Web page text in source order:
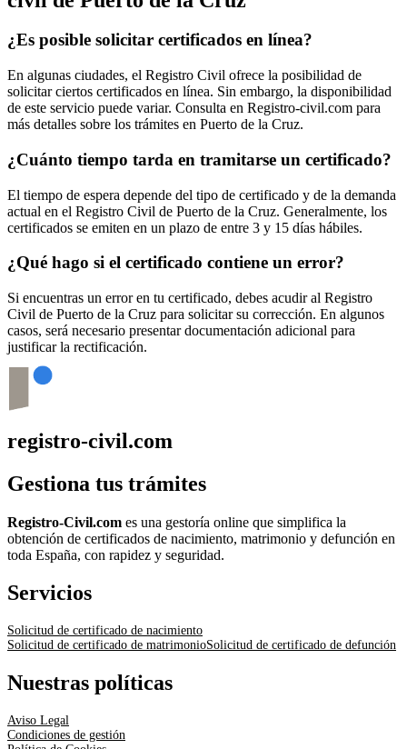
¿Es posible solicitar certificados en línea?
En algunas ciudades, el Registro Civil ofrece la posibilidad de
solicitar ciertos certificados en línea. Sin embargo, la disponibilidad
de este servicio puede variar. Consulta en Registro-civil.com para
más detalles sobre los trámites en Puerto de la Cruz.
¿Cuánto tiempo tarda en tramitarse un certificado?
El tiempo de espera depende del tipo de certificado y de la demanda
actual en el Registro Civil de Puerto de la Cruz. Generalmente, los
certificados se emiten en un plazo de entre 3 y 15 días hábiles.
¿Qué hago si el certificado contiene un error?
Si encuentras un error en tu certificado, debes acudir al Registro
Civil de Puerto de la Cruz para solicitar su corrección. En algunos
casos, será necesario presentar documentación adicional para
justificar la rectificación.
registro-civil.com
Gestiona tus trámites
Registro-Civil.com es una gestoría online que simplifica la
obtención de certificados de nacimiento, matrimonio y defunción en
toda España, con rapidez y seguridad.
Servicios
Solicitud de certificado de nacimiento
Solicitud de certificado de matrimonioSolicitud de certificado de defunción
Nuestras políticas
Aviso Legal
Condiciones de gestión